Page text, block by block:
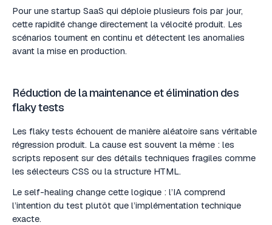
Pour une startup SaaS qui déploie plusieurs fois par jour,
cette rapidité change directement la vélocité produit. Les
scénarios tournent en continu et détectent les anomalies
avant la mise en production.
Réduction de la maintenance et élimination des
flaky tests
Les flaky tests échouent de manière aléatoire sans véritable
régression produit. La cause est souvent la même : les
scripts reposent sur des détails techniques fragiles comme
les sélecteurs CSS ou la structure HTML.
Le self-healing change cette logique : l’IA comprend
l’intention du test plutôt que l’implémentation technique
exacte.